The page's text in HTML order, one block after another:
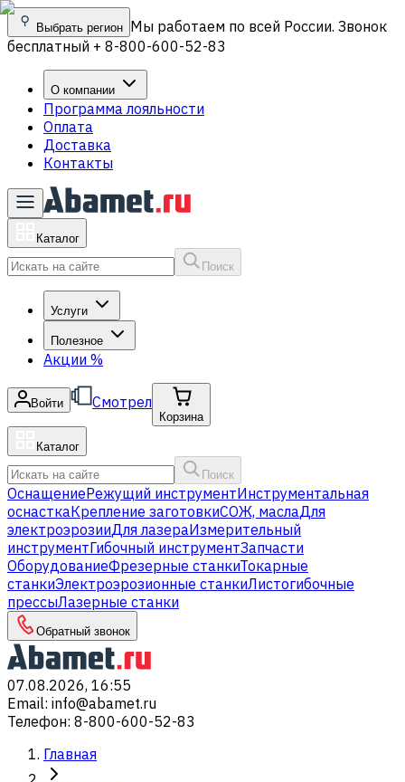
Выбрать регион Мы работаем по всей России. Звонок
бесплатный + 8-800-600-52-83
О компании
Программа лояльности
Оплата
Доставка
Контакты
Каталог
Поиск
Услуги
Полезное
Акции %
Войти Смотрел
Корзина
Каталог
Поиск
ОснащениеРежущий инструментИнструментальная
оснасткаКрепление заготовкиСОЖ, маслаДля
электроэрозииДля лазераИзмерительный
инструментГибочный инструментЗапчасти
ОборудованиеФрезерные станкиТокарные
станкиЭлектроэрозионные станкиЛистогибочные
прессыЛазерные станки
Обратный звонок
07.08.2026, 16:55
Email: info@abamet.ru
Телефон: 8-800-600-52-83
Главная